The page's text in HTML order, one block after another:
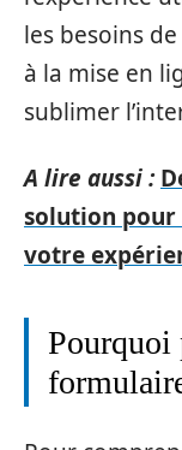
les besoins
à la mise en
sublimer
A lire aussi :
solution pour
votre
Pourquoi